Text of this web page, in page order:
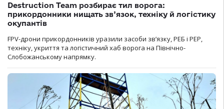
Destruction Team розбирає тил ворога:
прикордонники нищать зв’язок, техніку й логістику
окупантів
FPV-дрони прикордонників уразили засоби зв’язку, РЕБ і РЕР,
техніку, укриття та логістичний хаб ворога на Північно-
Слобожанському напрямку.